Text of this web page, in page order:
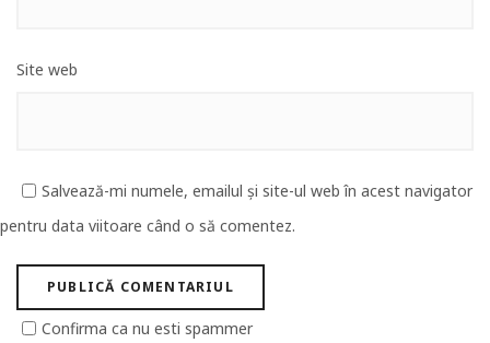
Site web
Salvează-mi numele, emailul și site-ul web în acest navigator
pentru data viitoare când o să comentez.
Confirma ca nu esti spammer